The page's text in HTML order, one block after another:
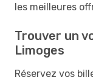
les meilleures
Trouver un
Limoges
Réservez vos